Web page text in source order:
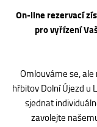
On-line rezervací
pro vyřízení
Omlouváme se,
hřbitov Dolní Újezd u
sjednat
zavolejte